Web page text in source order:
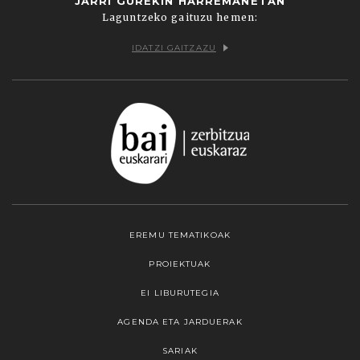
Laguntzeko gaituzu hemen:
IDATZI GAITZAZU
EREMU TEMATIKOAK
PROIEKTUAK
EI LIBURUTEGIA
AGENDA ETA JARDUERAK
SARIAK